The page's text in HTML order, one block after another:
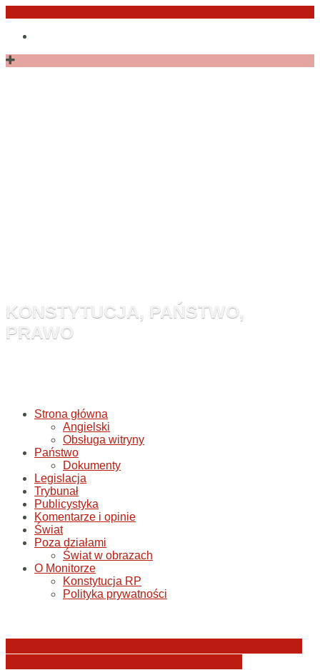
Przejdź
treści
KONSTYTUCJA, PAŃSTWO,
PRAWO
Strona główna
Angielski
Obsługa witryny
Państwo
Dokumenty
Legislacja
Trybunał
Publicystyka
Komentarze i opinie
Świat
Poza działami
Świat w obrazach
O Monitorze
Konstytucja RP
Polityka prywatności